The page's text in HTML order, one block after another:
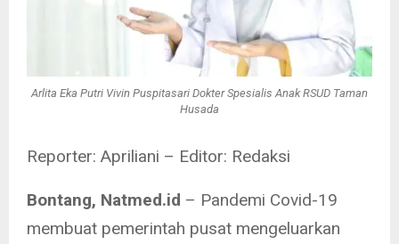
Arlita Eka Putri Vivin Puspitasari Dokter Spesialis Anak RSUD Taman
Husada
Reporter: Apriliani – Editor: Redaksi
Bontang, Natmed.id – Pandemi Covid-19
membuat pemerintah pusat mengeluarkan